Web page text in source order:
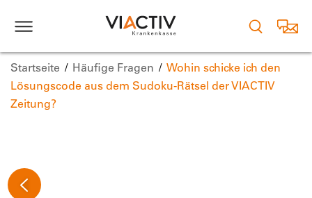
Startseite Häufige Fragen
Wohin schicke ich den
Lösungscode aus dem Sudoku-Rätsel der VIACTIV
Zeitung?